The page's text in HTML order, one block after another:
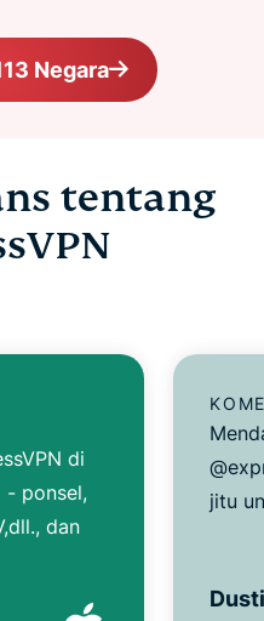
Negara
tentang
di
- ponsel,
dan
jitu